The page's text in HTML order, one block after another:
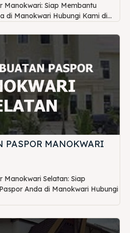
Manokwari: Siap Membantu
di Manokwari Hubungi Kami di...
PASPOR MANOKWARI
Manokwari Selatan: Siap
Anda di Manokwari Hubungi